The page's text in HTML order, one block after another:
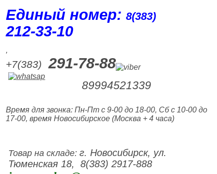
Единый номер:8(383)
212‑33‑10
,
+7(383) 291-78-88
89994521339
Время для звонка: Пн-Пт с 9-00 до 18-00, Сб с 10-00 до
17-00, время Новосибирское (Москва + 4 часа)
Товар на складе:г. Новосибирск, ул.
Тюменская 18, 8(383) 2917-888